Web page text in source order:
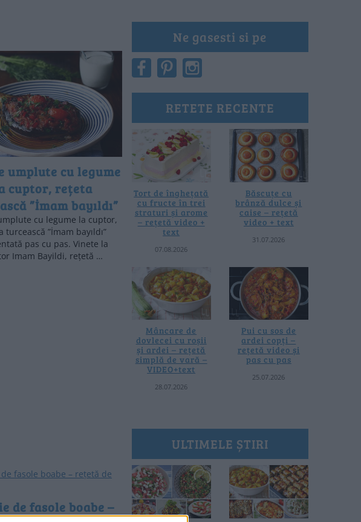
umplute cu legume
cuptor, rețeta
”İmam bayıldı”
cu legume la cuptor,
turcească ”İmam bayıldı”
pas cu pas. Vinete la
Imam Bayildi, rețetă …
de fasole boabe –
Ne gasesti si pe
RETETE RECENTE
Tort de înghețată
cu fructe în trei
straturi și arome
– rețetă video +
text
07.08.2026
Băscuțe cu
brânză dulce și
caise – rețetă
video + text
31.07.2026
Mâncare de
dovlecei cu roșii
și ardei – rețetă
simplă de vară –
VIDEO+text
28.07.2026
Pui cu sos de
ardei copți –
rețetă video și
pas cu pas
25.07.2026
ULTIMELE ȘTIRI